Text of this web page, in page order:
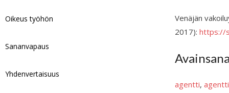
Venäjän
2017):https://
agentti,
Oikeus työhön
Sananvapaus
Yhdenvertaisuus